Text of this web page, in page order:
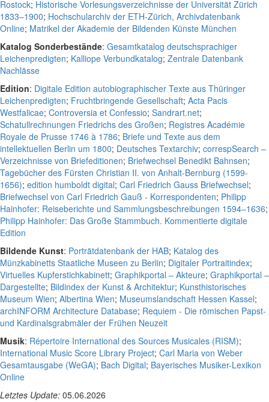
Rostock; Historische Vorlesungsverzeichnisse der Universität Zürich
1833–1900; Hochschularchiv der ETH-Zürich, Archivdatenbank
Online; Matrikel der Akademie der Bildenden Künste München
Katalog Sonderbestände: Gesamtkatalog deutschsprachiger
Leichenpredigten; Kalliope Verbundkatalog; Zentrale Datenbank
Nachlässe
Edition: Digitale Edition autobiographischer Texte aus Thüringer
Leichenpredigten; Fruchtbringende Gesellschaft; Acta Pacis
Westfalicae; Controversia et Confessio; Sandrart.net;
Schatullrechnungen Friedrichs des Großen; Registres Académie
Royale de Prusse 1746 à 1786; Briefe und Texte aus dem
intellektuellen Berlin um 1800; Deutsches Textarchiv; correspSearch –
Verzeichnisse von Briefeditionen; Briefwechsel Benedikt Bahnsen;
Tagebücher des Fürsten Christian II. von Anhalt-Bernburg (1599-
1656); edition humboldt digital; Carl Friedrich Gauss Briefwechsel;
Briefwechsel von Carl Friedrich Gauß - Korrespondenten; Philipp
Hainhofer: Reiseberichte und Sammlungsbeschreibungen 1594–1636;
Philipp Hainhofer: Das Große Stammbuch. Kommentierte digitale
Edition
Bildende Kunst: Porträtdatenbank der HAB; Katalog des
Münzkabinetts Staatliche Museen zu Berlin; Digitaler Portraitindex;
Virtuelles Kupferstichkabinett; Graphikportal – Akteure; Graphikportal –
Dargestellte; Bildindex der Kunst & Architektur; Kunsthistorisches
Museum Wien; Albertina Wien; Museumslandschaft Hessen Kassel;
archINFORM Architecture Database; Requiem - Die römischen Papst-
und Kardinalsgrabmäler der Frühen Neuzeit
Musik: Répertoire International des Sources Musicales (RISM);
International Music Score Library Project; Carl Maria von Weber
Gesamtausgabe (WeGA); Bach Digital; Bayerisches Musiker-Lexikon
Online
Letztes Update: 05.06.2026